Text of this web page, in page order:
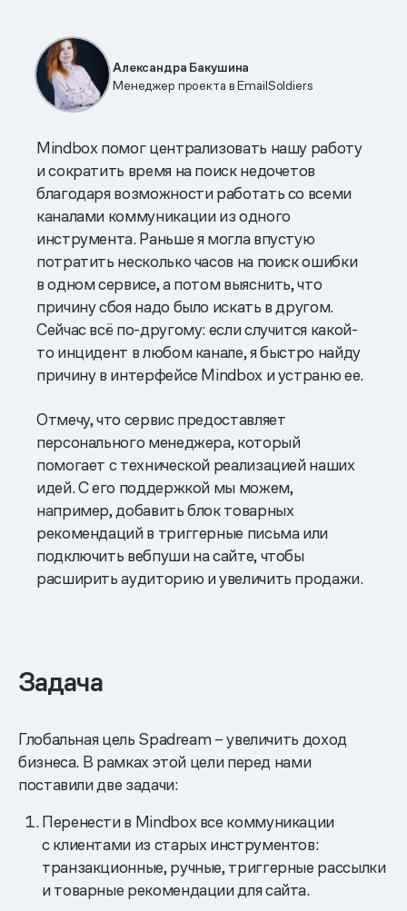
Александра Бакушина
Менеджер проекта в EmailSoldiers
Mindbox помог централизовать нашу работу
и сократить время на поиск недочетов
благодаря возможности работать со всеми
каналами коммуникации из одного
инструмента. Раньше я могла впустую
потратить несколько часов на поиск ошибки
в одном сервисе, а потом выяснить, что
причину сбоя надо было искать в другом.
Сейчас всё по-другому: если случится какой-
то инцидент в любом канале, я быстро найду
причину в интерфейсе Mindbox и устраню ее.
Отмечу, что сервис предоставляет
персонального менеджера, который
помогает с технической реализацией наших
идей. С его поддержкой мы можем,
например, добавить блок товарных
рекомендаций в триггерные письма или
подключить вебпуши на сайте, чтобы
расширить аудиторию и увеличить продажи.
Задача
Глобальная цель Spadream – увеличить доход
бизнеса. В рамках этой цели перед нами
поставили две задачи:
Перенести в Mindbox все коммуникации
с клиентами из старых инструментов:
транзакционные, ручные, триггерные рассылки
и товарные рекомендации для сайта.